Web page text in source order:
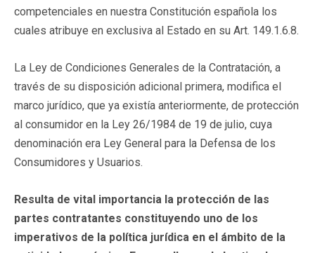
competenciales en nuestra Constitución española los
cuales atribuye en exclusiva al Estado en su Art. 149.1.6.8.
La Ley de Condiciones Generales de la Contratación, a
través de su disposición adicional primera, modifica el
marco jurídico, que ya existía anteriormente, de protección
al consumidor en la Ley 26/1984 de 19 de julio, cuya
denominación era Ley General para la Defensa de los
Consumidores y Usuarios.
Resulta de vital importancia la protección de las
partes contratantes constituyendo uno de los
imperativos de la política jurídica en el ámbito de la